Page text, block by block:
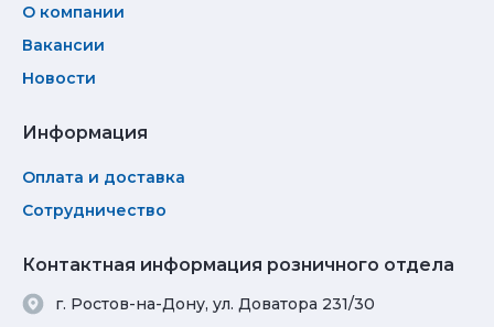
О компании
Вакансии
Новости
Информация
Оплата и доставка
Сотрудничество
Контактная информация розничного отдела
г. Ростов-на-Дону, ул. Доватора 231/30